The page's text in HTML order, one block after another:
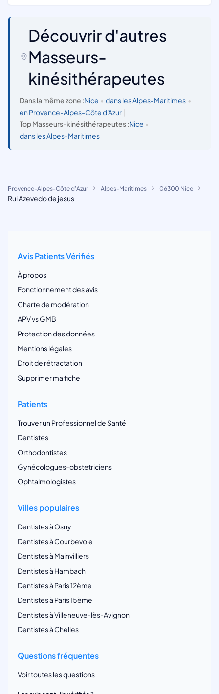
Découvrir d'autres
Masseurs-
kinésithérapeutes
Dans la même zone :Nice • dans les Alpes-Maritimes •
en Provence-Alpes-Côte d'Azur
Top Masseurs-kinésithérapeutes :Nice •
dans les Alpes-Maritimes
Provence-Alpes-Côte d'Azur Alpes-Maritimes 06300 Nice
Rui Azevedo de jesus
Avis Patients Vérifiés
À propos
Fonctionnement des avis
Charte de modération
APV vs GMB
Protection des données
Mentions légales
Droit de rétractation
Supprimer ma fiche
Patients
Trouver un Professionnel de Santé
Dentistes
Orthodontistes
Gynécologues-obstetriciens
Ophtalmologistes
Villes populaires
Dentistes à Osny
Dentistes à Courbevoie
Dentistes à Mainvilliers
Dentistes à Hambach
Dentistes à Paris 12ème
Dentistes à Paris 15ème
Dentistes à Villeneuve-lès-Avignon
Dentistes à Chelles
Questions fréquentes
Voir toutes les questions